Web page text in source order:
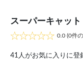
スーパーキャッ
0.0 (0件
41人がお気に入りに登